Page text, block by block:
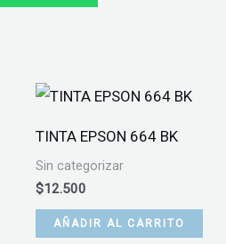
TINTA EPSON 664 BK
Sin categorizar
$12.500
AÑADIR AL CARRITO